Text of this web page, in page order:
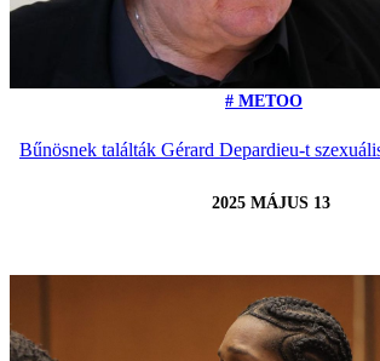
# METOO
Bűnösnek találták Gérard Depardieu-t
2025 MÁJUS 13